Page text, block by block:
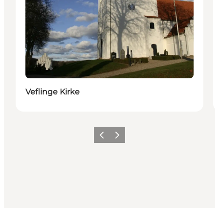
Veflinge Kirke
Vorherige Folie
Nächste Folie